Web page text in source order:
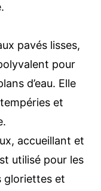
pavés lisses,
pour
d’eau. Elle
et
accueillant et
utilisé pour les
gloriettes et